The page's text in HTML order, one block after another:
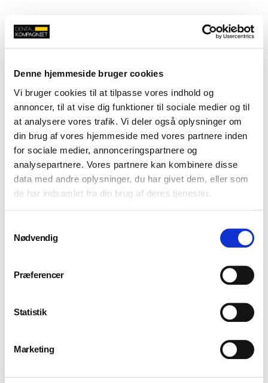
Denne hjemmeside bruger cookies
Vi bruger cookies til at tilpasse vores indhold og
annoncer, til at vise dig funktioner til sociale medier og til
at analysere vores trafik. Vi deler også oplysninger om
din brug af vores hjemmeside med vores partnere inden
for sociale medier, annonceringspartnere og
analysepartnere. Vores partnere kan kombinere disse
data med andre oplysninger, du har givet dem, eller som
de har indsamlet fra din brug af deres tjenester.
Nødvendig
Præferencer
Statistik
Marketing